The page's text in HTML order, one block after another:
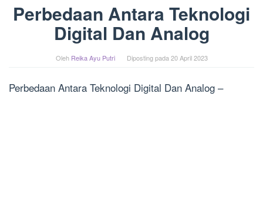
Perbedaan Antara Teknologi
Digital Dan Analog
Oleh Reika Ayu Putri Diposting pada 20 April 2023
Perbedaan Antara Teknologi Digital Dan Analog –